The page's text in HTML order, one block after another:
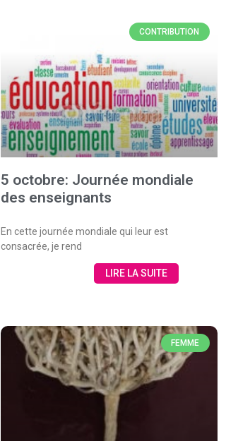
CONTRIBUTION
5 octobre: Journée mondiale
des enseignants
En cette journée mondiale qui leur est
consacrée, je rend
LIRE LA SUITE
FEMME